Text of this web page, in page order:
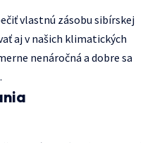
vlastnú zásobu sibírskej
aj v našich klimatických
nenáročná a dobre sa